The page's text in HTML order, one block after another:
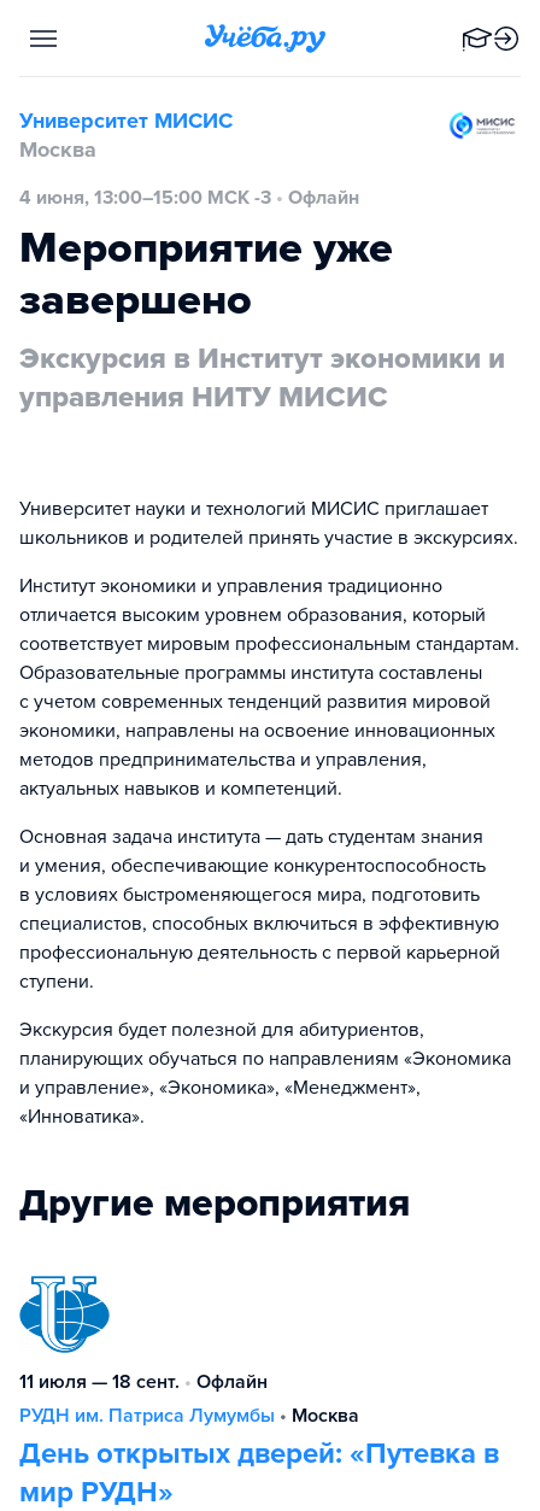
Университет МИСИС
Москва
4 июня, 13:00–15:00 МСК -3 • Офлайн
Мероприятие уже
завершено
Экскурсия в Институт экономики и
управления НИТУ МИСИС
Университет науки и технологий МИСИС приглашает
школьников и родителей принять участие в экскурсиях.
Институт экономики и управления традиционно
отличается высоким уровнем образования, который
соответствует мировым профессиональным стандартам.
Образовательные программы института составлены
с учетом современных тенденций развития мировой
экономики, направлены на освоение инновационных
методов предпринимательства и управления,
актуальных навыков и компетенций.
Основная задача института — дать студентам знания
и умения, обеспечивающие конкурентоспособность
в условиях быстроменяющегося мира, подготовить
специалистов, способных включиться в эффективную
профессиональную деятельность с первой карьерной
ступени.
Экскурсия будет полезной для абитуриентов,
планирующих обучаться по направлениям «Экономика
и управление», «Экономика», «Менеджмент»,
«Инноватика».
Другие мероприятия
11 июля — 18 сент. • Офлайн
РУДН им. Патриса Лумумбы • Москва
День открытых дверей: «Путевка в
мир РУДН»